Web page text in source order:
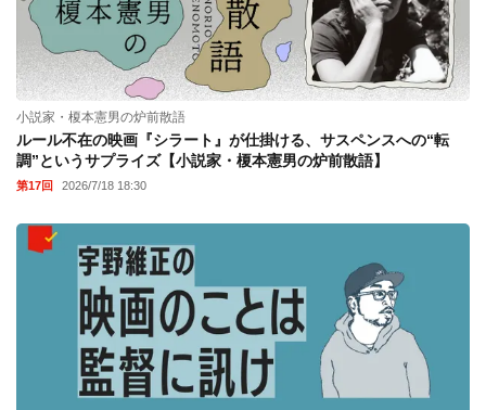
小説家・榎本憲男の炉前散語
ルール不在の映画『シラート』が仕掛ける、サスペンスへの“転
調”というサプライズ【小説家・榎本憲男の炉前散語】
第17回 2026/7/18 18:30